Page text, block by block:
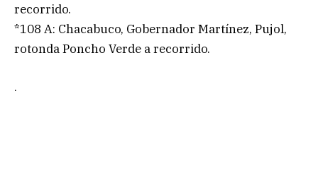
recorrido.
*108 A: Chacabuco, Gobernador Martínez, Pujol,
rotonda Poncho Verde a recorrido.
.